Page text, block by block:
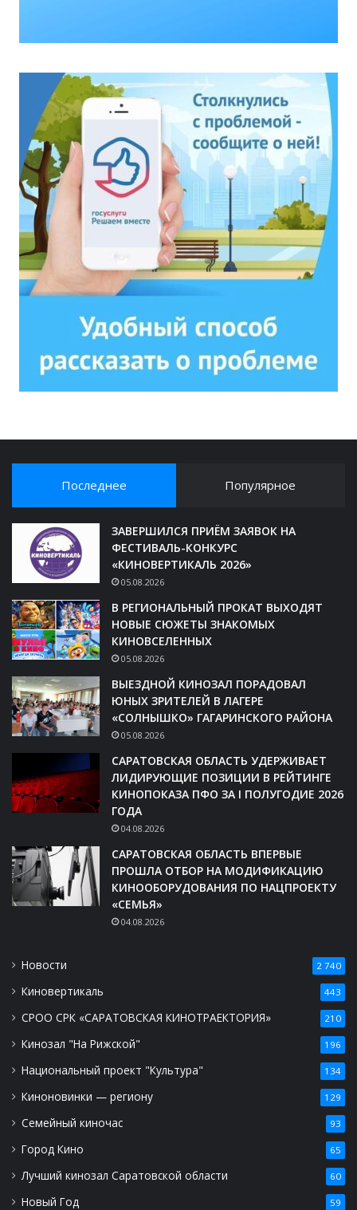
Последнее Популярное
ЗАВЕРШИЛСЯ ПРИЁМ ЗАЯВОК НА
ФЕСТИВАЛЬ-КОНКУРС
«КИНОВЕРТИКАЛЬ 2026»
05.08.2026
В РЕГИОНАЛЬНЫЙ ПРОКАТ ВЫХОДЯТ
НОВЫЕ СЮЖЕТЫ ЗНАКОМЫХ
КИНОВСЕЛЕННЫХ
05.08.2026
ВЫЕЗДНОЙ КИНОЗАЛ ПОРАДОВАЛ
ЮНЫХ ЗРИТЕЛЕЙ В ЛАГЕРЕ
«СОЛНЫШКО» ГАГАРИНСКОГО РАЙОНА
05.08.2026
САРАТОВСКАЯ ОБЛАСТЬ УДЕРЖИВАЕТ
ЛИДИРУЮЩИЕ ПОЗИЦИИ В РЕЙТИНГЕ
КИНОПОКАЗА ПФО ЗА I ПОЛУГОДИЕ 2026
ГОДА
04.08.2026
САРАТОВСКАЯ ОБЛАСТЬ ВПЕРВЫЕ
ПРОШЛА ОТБОР НА МОДИФИКАЦИЮ
КИНООБОРУДОВАНИЯ ПО НАЦПРОЕКТУ
«СЕМЬЯ»
04.08.2026
Новости 2 740
Киновертикаль 443
СРОО СРК «САРАТОВСКАЯ КИНОТРАЕКТОРИЯ» 210
Кинозал "На Рижской" 196
Национальный проект "Культура" 134
Киноновинки — региону 129
Семейный киночас 93
Город Кино 65
Лучший кинозал Саратовской области 60
Новый Год 59